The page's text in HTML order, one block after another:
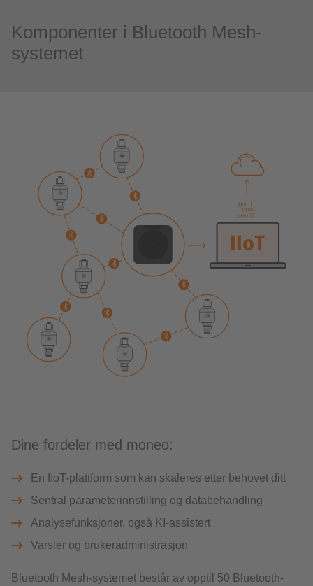
Komponenter i Bluetooth Mesh-
systemet
Dine fordeler med moneo:
En IIoT-plattform som kan skaleres etter behovet ditt
Sentral parameterinnstilling og databehandling
Analysefunksjoner, også KI-assistert
Varsler og brukeradministrasjon
Bluetooth Mesh-systemet består av opptil 50 Bluetooth-